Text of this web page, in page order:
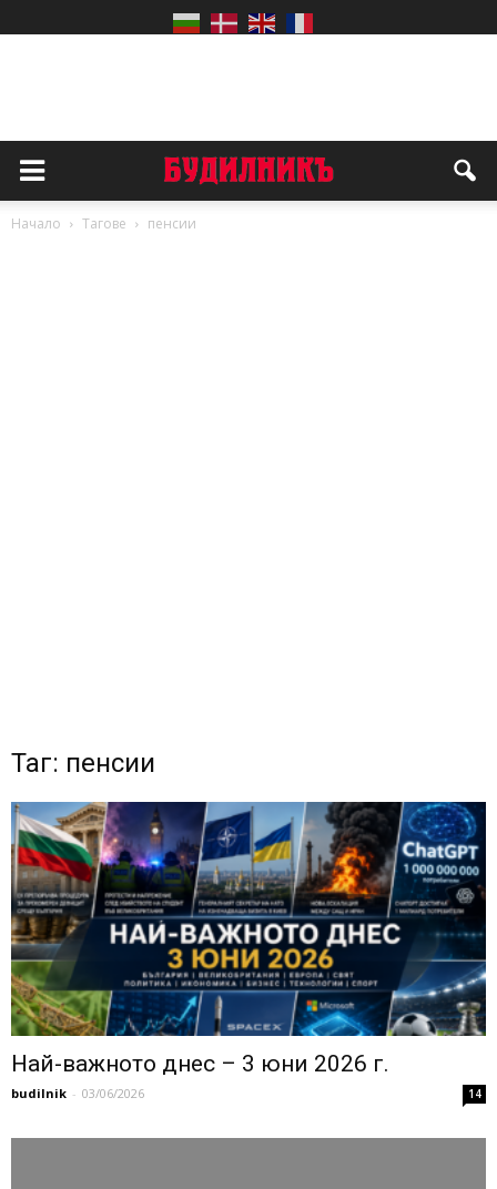
Начало Тагове пенсии
Таг: пенсии
Най-важното днес – 3 юни 2026 г.
budilnik - 03/06/2026 14